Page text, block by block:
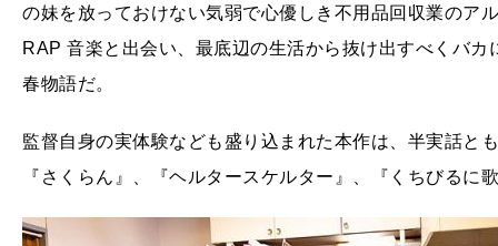
の妹を放っておけない気弱で心優しき不用品回収業のア
RAP 音楽と出会い、最底辺の生活から抜け出すべくバ
春物語だ。
監督自身の実体験なども盛り込まれた本作は、半実話と
『さくらん』、『ヘルタースケルター』、『くちびるに